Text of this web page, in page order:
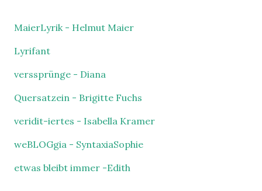
MaierLyrik - Helmut Maier
Lyrifant
verssprünge - Diana
Quersatzein - Brigitte Fuchs
veridit-iertes - Isabella Kramer
weBLOGgia - SyntaxiaSophie
etwas bleibt immer -Edith